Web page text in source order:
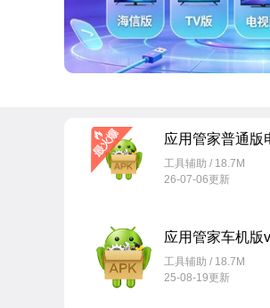
工具辅助 / 18.7M
26-07-06更新
工具辅助 / 18.7M
25-08-19更新